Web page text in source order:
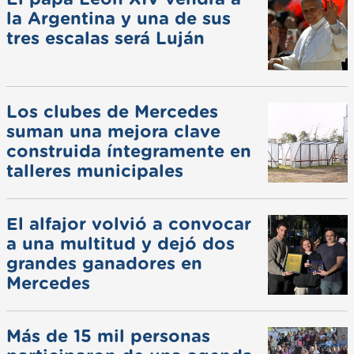
la Argentina y una de sus
tres escalas será Luján
Los clubes de Mercedes
suman una mejora clave
construida íntegramente en
talleres municipales
El alfajor volvió a convocar
a una multitud y dejó dos
grandes ganadores en
Mercedes
Más de 15 mil personas